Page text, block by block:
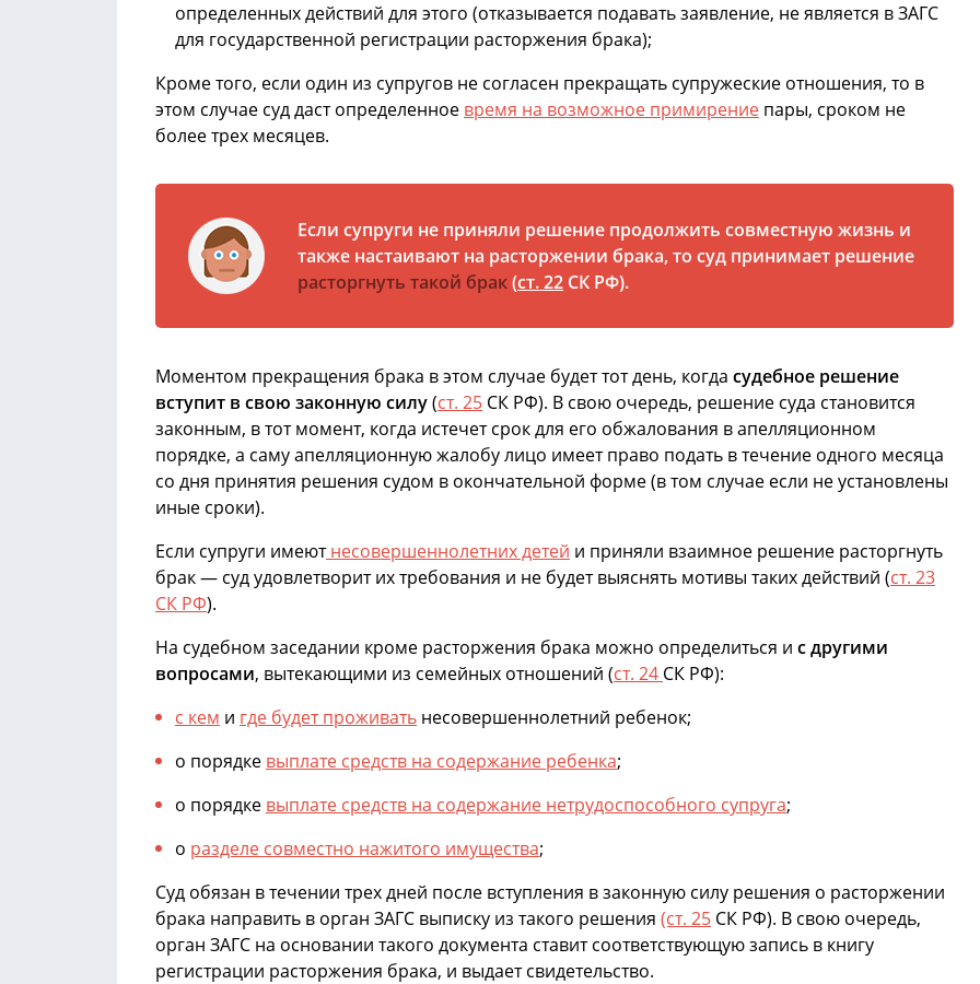
определенных действий для этого (отказывается подавать заявление, не является в ЗАГС
для государственной регистрации расторжения брака);
Кроме того, если один из супругов не согласен прекращать супружеские отношения, то в
этом случае суд даст определенное время на возможное примирение пары, сроком не
более трех месяцев.
Если супруги не приняли решение продолжить совместную жизнь и
также настаивают на расторжении брака, то суд принимает решение
расторгнуть такой брак(ст. 22 СК РФ).
Моментом прекращения брака в этом случае будет тот день, когда судебное решение
вступит в свою законную силу(ст. 25 СК РФ). В свою очередь, решение суда становится
законным, в тот момент, когда истечет срок для его обжалования в апелляционном
порядке, а саму апелляционную жалобу лицо имеет право подать в течение одного месяца
со дня принятия решения судом в окончательной форме (в том случае если не установлены
иные сроки).
Если супруги имеютнесовершеннолетних детей и приняли взаимное решение расторгнуть
брак — суд удовлетворит их требования и не будет выяснять мотивы таких действий (ст. 23
СК РФ).
На судебном заседании кроме расторжения брака можно определиться и с другими
вопросами, вытекающими из семейных отношений (ст. 24 СК РФ):
с кем и где будет проживать несовершеннолетний ребенок;
о порядке выплате средств на содержание ребенка;
о порядке выплате средств на содержание нетрудоспособного супруга;
о разделе совместно нажитого имущества;
Суд обязан в течении трех дней после вступления в законную силу решения о расторжении
брака направить в орган ЗАГС выписку из такого решения (ст. 25 СК РФ). В свою очередь,
орган ЗАГС на основании такого документа ставит соответствующую запись в книгу
регистрации расторжения брака, и выдает свидетельство.